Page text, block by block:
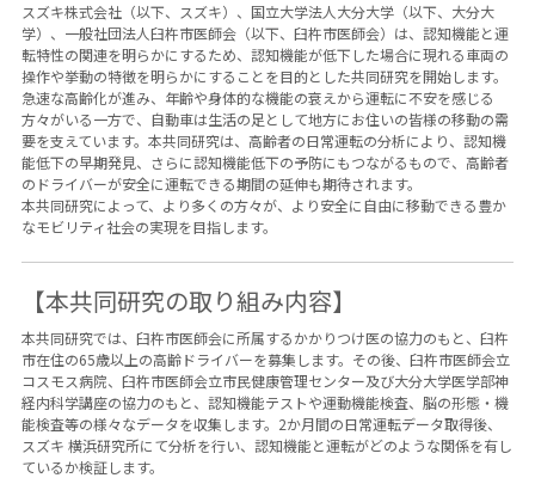
スズキ株式会社（以下、スズキ）、国立大学法人大分大学（以下、大分大
学）、一般社団法人臼杵市医師会（以下、臼杵市医師会）は、認知機能と運
転特性の関連を明らかにするため、認知機能が低下した場合に現れる車両の
操作や挙動の特徴を明らかにすることを目的とした共同研究を開始します。
急速な高齢化が進み、年齢や身体的な機能の衰えから運転に不安を感じる
方々がいる一方で、自動車は生活の足として地方にお住いの皆様の移動の需
要を支えています。本共同研究は、高齢者の日常運転の分析により、認知機
能低下の早期発見、さらに認知機能低下の予防にもつながるもので、高齢者
のドライバーが安全に運転できる期間の延伸も期待されます。
本共同研究によって、より多くの方々が、より安全に自由に移動できる豊か
なモビリティ社会の実現を目指します。
【本共同研究の取り組み内容】
本共同研究では、臼杵市医師会に所属するかかりつけ医の協力のもと、臼杵
市在住の65歳以上の高齢ドライバーを募集します。その後、臼杵市医師会立
コスモス病院、臼杵市医師会立市民健康管理センター及び大分大学医学部神
経内科学講座の協力のもと、認知機能テストや運動機能検査、脳の形態・機
能検査等の様々なデータを収集します。2か月間の日常運転データ取得後、
スズキ 横浜研究所にて分析を行い、認知機能と運転がどのような関係を有し
ているか検証します。